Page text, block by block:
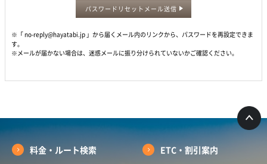
パスワードリセットメール送信
※「 no-reply@hayatabi.jp 」から届くメール内のリンクから、パスワードを再設定できま
す。
※メールが届かない場合は、迷惑メールに振り分けられていないかご確認ください。
料金・ルート検索 ETC・割引案内